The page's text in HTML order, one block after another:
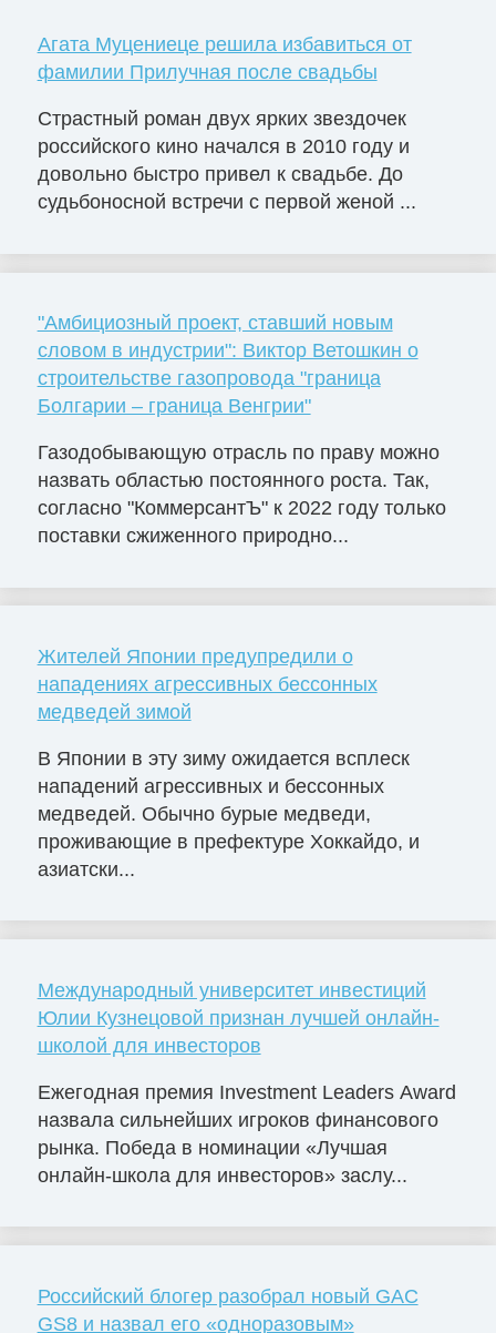
Агата Муцениеце решила избавиться от
фамилии Прилучная после свадьбы
Страстный роман двух ярких звездочек
российского кино начался в 2010 году и
довольно быстро привел к свадьбе. До
судьбоносной встречи с первой женой ...
"Амбициозный проект, ставший новым
словом в индустрии": Виктор Ветошкин о
строительстве газопровода "граница
Болгарии – граница Венгрии"
Газодобывающую отрасль по праву можно
назвать областью постоянного роста. Так,
согласно "КоммерсантЪ" к 2022 году только
поставки сжиженного природно...
Жителей Японии предупредили о
нападениях агрессивных бессонных
медведей зимой
В Японии в эту зиму ожидается всплеск
нападений агрессивных и бессонных
медведей. Обычно бурые медведи,
проживающие в префектуре Хоккайдо, и
азиатски...
Международный университет инвестиций
Юлии Кузнецовой признан лучшей онлайн-
школой для инвесторов
Ежегодная премия Investment Leaders Award
назвала сильнейших игроков финансового
рынка. Победа в номинации «Лучшая
онлайн-школа для инвесторов» заслу...
Российский блогер разобрал новый GAC
GS8 и назвал его «одноразовым»